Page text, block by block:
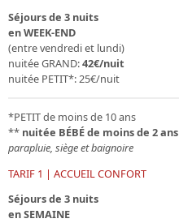
Séjours de 3 nuits
en WEEK-END
(entre vendredi et lundi)
nuitée GRAND:42€/nuit
nuitée PETIT*: 25€/nuit
*PETIT de moins de 10 ans
** nuitée BÉBÉ de moins de 2 ans
parapluie, siège et baignoire
TARIF 1 | ACCUEIL CONFORT
Séjours de 3 nuits
en SEMAINE